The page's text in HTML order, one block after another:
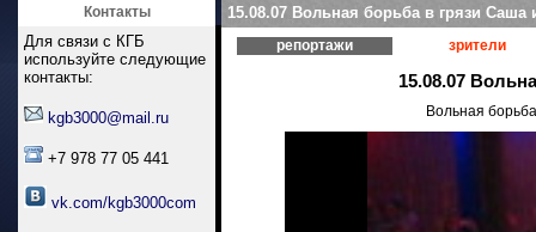
Контакты
Для связи с КГБ
используйте следующие
контакты:
kgb3000@mail.ru
+7 978 77 05 441
vk.com/kgb3000com
15.08.07 Вольная борьба в грязи Саша
репортажи зрители
15.08.07
Вольная